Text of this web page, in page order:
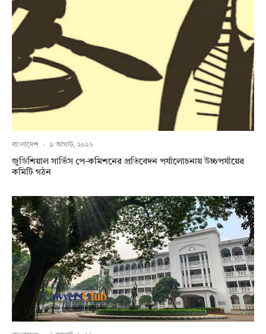
বাংলাদেশ · ৯ আগস্ট, ২০২৬
জুডিশিয়াল সার্ভিস পে-কমিশনের প্রতিবেদন পর্যালোচনায় উচ্চপর্যায়ের
কমিটি গঠন